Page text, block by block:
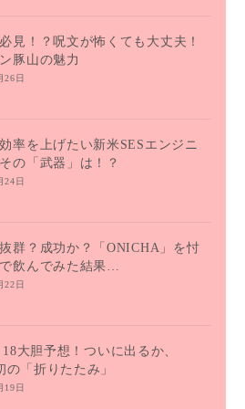
見！？呪文が怖くても大丈夫！
豚山の魅力
26日
率を上げたい新米SESエンジニ
の「武器」は！？
24日
群？成功か？「ONICHA」を忖
飲んでみた結果…
22日
大胆予想！ついに出るか、
の「折りたたみ」
19日